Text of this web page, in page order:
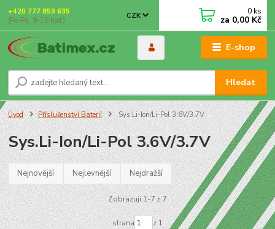
E-shop
CZK
Hledat
+420 777 853 635
(Po-Pá, 9-18 hod.)
0 ks
za 0,00 Kč
Úvod Příslušenství Baterií Sys.Li-Ion/Li-Pol 3.6V/3.7V
Sys.Li-Ion/Li-Pol 3.6V/3.7V
Nejnovější Nejlevnější Nejdražší
Zobrazuji 1-7 z 7
strana z 1